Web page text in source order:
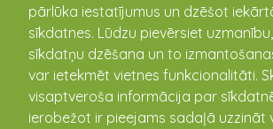
pārlūka iestatījumus un dzēšot
sīkdatnes. Lūdzu pievērsiet
sīkdatņu dzēšana un to
var ietekmēt vietnes funkcionalitāti.
visaptveroša informācija par
ierobežot ir pieejams sadaļā uzzināt